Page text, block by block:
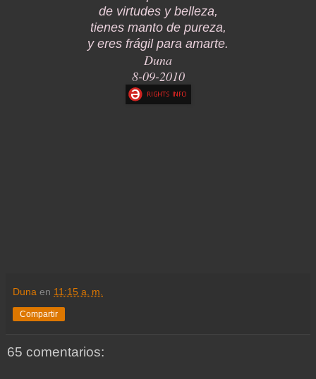
de virtudes y belleza,
tienes manto de pureza,
y eres frágil para amarte.
Duna
8-09-2010
Duna en 11:15 a. m.
Compartir
65 comentarios: